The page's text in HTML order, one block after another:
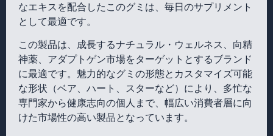
なエキスを配合したこのグミは、毎日のサプリメント
として最適です。
この製品は、成長するナチュラル・ウェルネス、向精
神薬、アダプトゲン市場をターゲットとするブランド
に最適です。魅力的なグミの形態とカスタマイズ可能
な形状（ベア、ハート、スターなど）により、多忙な
専門家から健康志向の個人まで、幅広い消費者層に向
けた市場性の高い製品となっています。